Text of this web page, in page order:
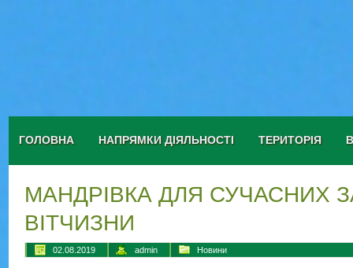
ГОЛОВНА НАПРЯМКИ ДІЯЛЬНОСТІ ТЕРИТОРІЯ
МАНДРІВКА ДЛЯ СУЧАСНИХ
ВІТЧИЗНИ
02.08.2019 admin Новини